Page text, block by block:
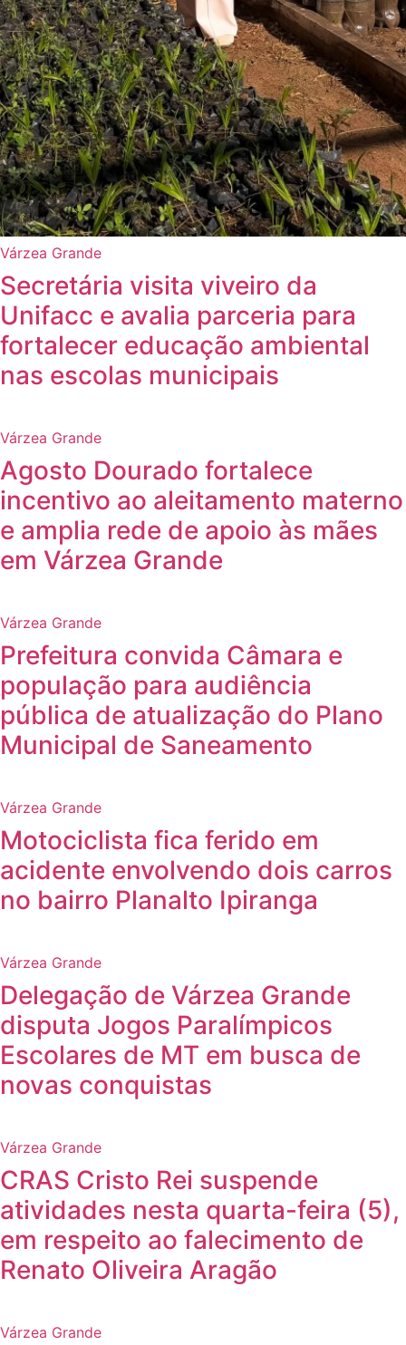
Várzea Grande
Secretária visita viveiro da
Unifacc e avalia parceria para
fortalecer educação ambiental
nas escolas municipais
Várzea Grande
Agosto Dourado fortalece
incentivo ao aleitamento materno
e amplia rede de apoio às mães
em Várzea Grande
Várzea Grande
Prefeitura convida Câmara e
população para audiência
pública de atualização do Plano
Municipal de Saneamento
Várzea Grande
Motociclista fica ferido em
acidente envolvendo dois carros
no bairro Planalto Ipiranga
Várzea Grande
Delegação de Várzea Grande
disputa Jogos Paralímpicos
Escolares de MT em busca de
novas conquistas
Várzea Grande
CRAS Cristo Rei suspende
atividades nesta quarta-feira (5),
em respeito ao falecimento de
Renato Oliveira Aragão
Várzea Grande